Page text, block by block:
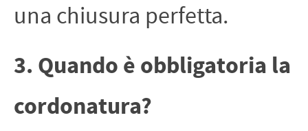
una chiusura perfetta.
3. Quando è obbligatoria la
cordonatura?